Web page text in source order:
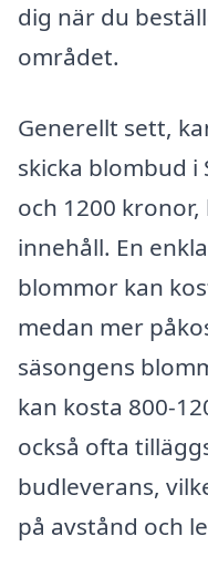
dig när du
området.
Generellt sett,
skicka blombud i
och 1200
innehåll. En
blommor kan
medan mer
säsongens
kan kosta 800-
också ofta
budleverans,
på avstånd och